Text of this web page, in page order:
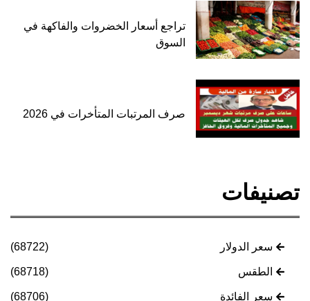
تراجع أسعار الخضروات والفاكهة في
السوق
صرف المرتبات المتأخرات في 2026
تصنيفات
سعر الدولار (68722)
الطقس (68718)
سعر الفائدة (68706)